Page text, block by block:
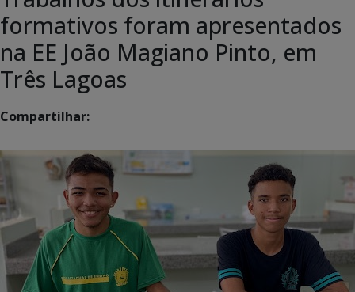
formativos foram apresentados
na EE João Magiano Pinto, em
Três Lagoas
Compartilhar: